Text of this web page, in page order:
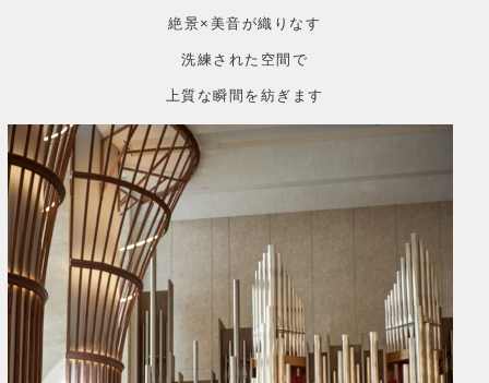
絶景×美音が織りなす
洗練された空間で
上質な瞬間を紡ぎます